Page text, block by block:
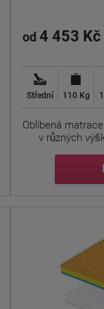
od 4 453 Kč
Střední 110 Kg
Oblíbená
v různých